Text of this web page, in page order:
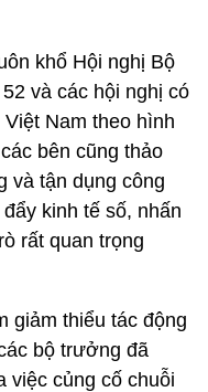
khổ Hội nghị Bộ
và các hội nghị có
Nam theo hình
bên cũng thảo
và tận dụng công
kinh tế số, nhấn
rất quan trọng
giảm thiểu tác động
bộ trưởng đã
việc củng cố chuỗi